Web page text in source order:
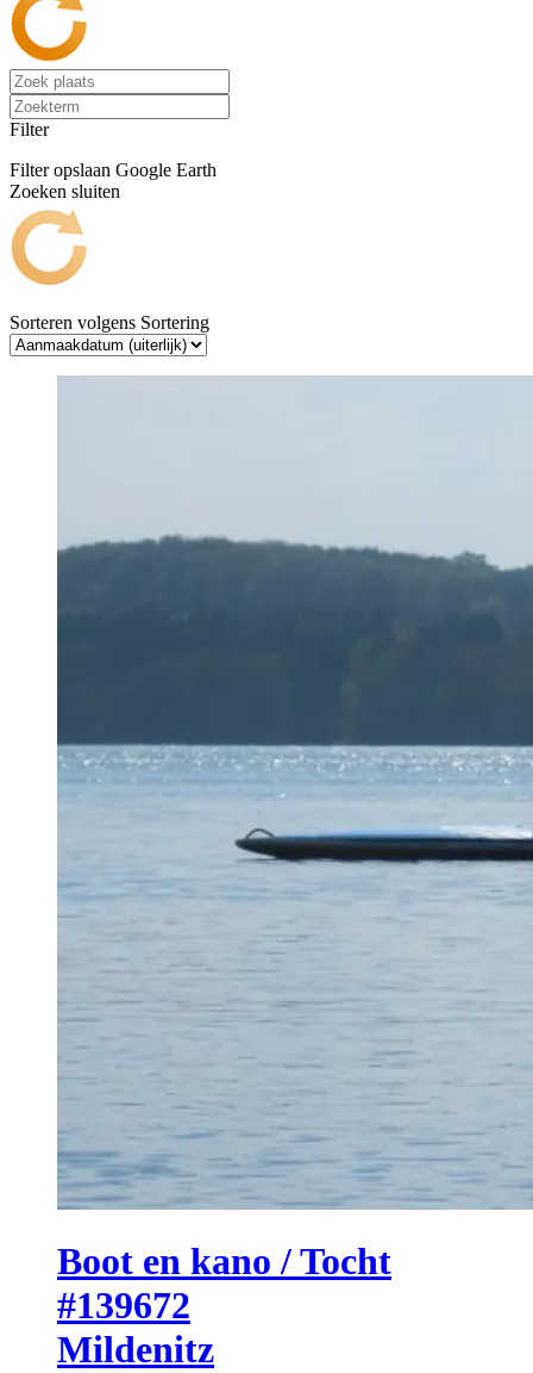
Filter
Filter opslaan Google Earth
Zoeken sluiten
Sorteren volgens Sortering
Boot en kano / Tocht
#139672
Mildenitz